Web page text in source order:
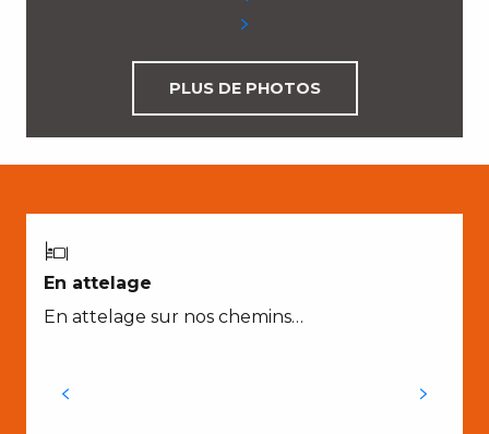
PLUS DE PHOTOS
En attelage
En attelage sur nos chemins…